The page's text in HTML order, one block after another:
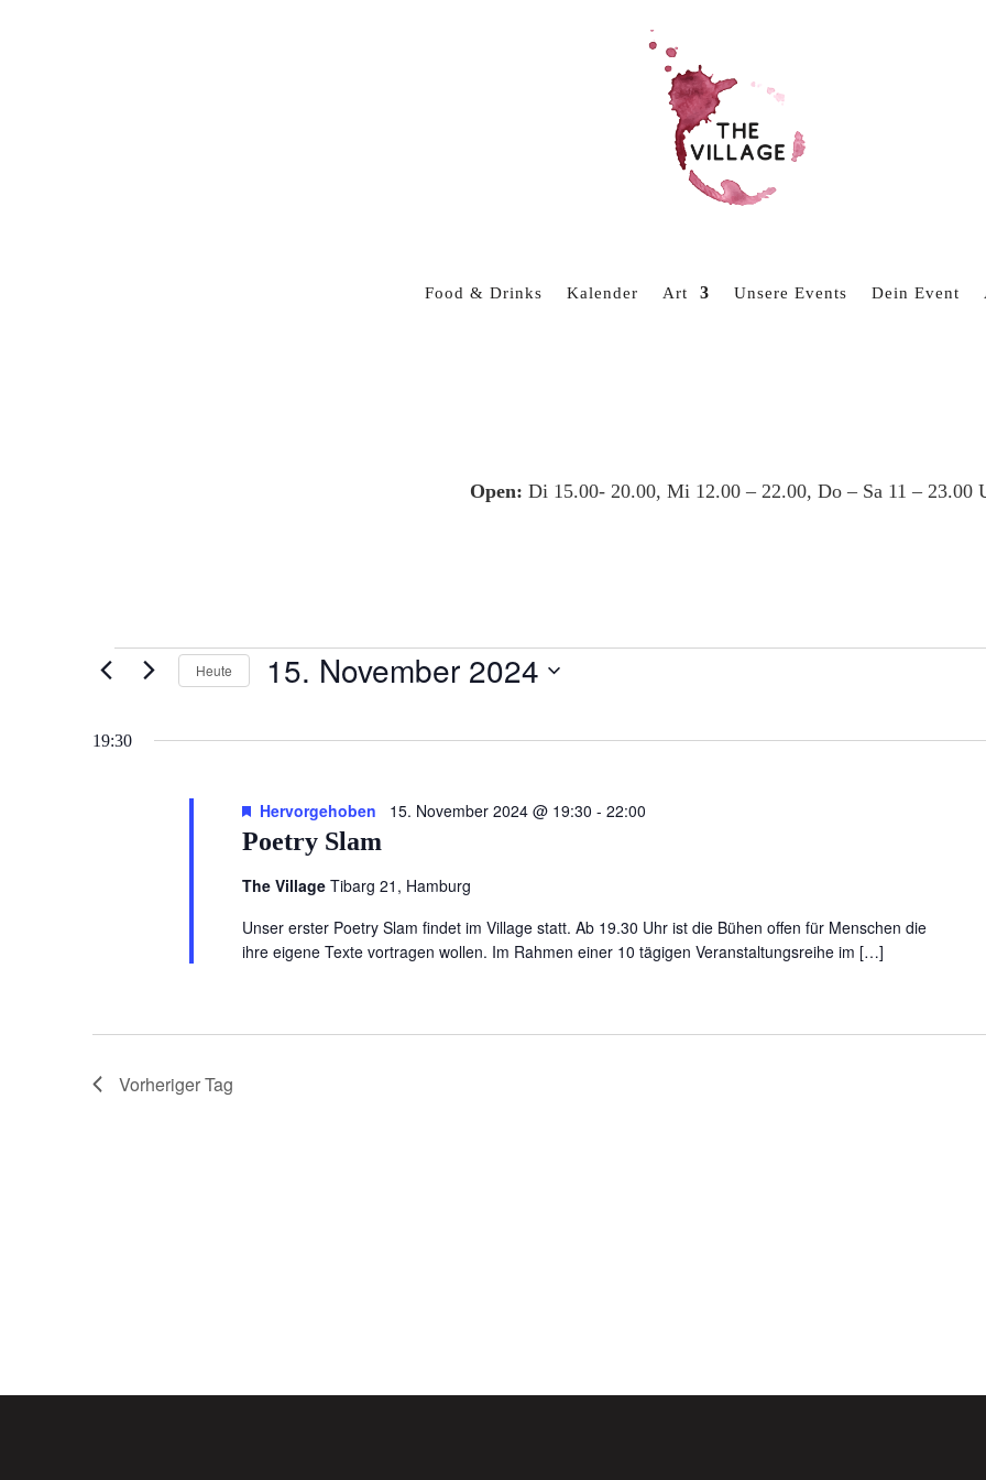
Food & Drinks Kalender Art Unsere Events Dein Event
Open: Di 15.00- 20.00, Mi 12.00 – 22.00, Do – Sa 11 – 23.00
Veranstaltungen
15.
Heute 15. November 2024
19:30
Poetry Slam
Hervorgehoben 15. November 2024 @ 19:30 - 22:00
The Village Tibarg 21, Hamburg
Unser erster Poetry Slam findet im Village statt. Ab 19.30 Uhr ist die Bühen offen für Menschen die
ihre eigene Texte vortragen wollen. Im Rahmen einer 10 tägigen Veranstaltungsreihe im […]
Vorheriger Tag